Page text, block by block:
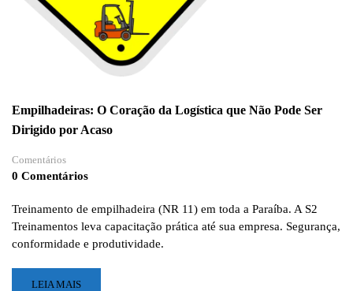
Empilhadeiras: O Coração da Logística que Não Pode Ser
Dirigido por Acaso
Comentários
0 Comentários
Treinamento de empilhadeira (NR 11) em toda a Paraíba. A S2
Treinamentos leva capacitação prática até sua empresa. Segurança,
conformidade e produtividade.
LEIA
LEIA MAIS